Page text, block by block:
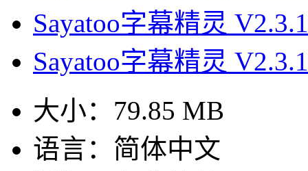
Sayatoo字幕精灵
Sayatoo字幕精灵
大小： 79.85 MB
语言： 简体中文